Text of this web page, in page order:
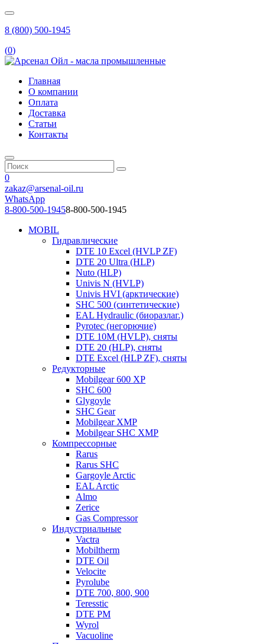
8 (800) 500-1945
(0)
Главная
О компании
Оплата
Доставка
Статьи
Контакты
0
zakaz@arsenal-oil.ru
WhatsApp
8-800-500-19458-800-500-1945
MOBIL
Гидравлические
DTE 10 Excel (HVLP ZF)
DTE 20 Ultra (HLP)
Nuto (HLP)
Univis N (HVLP)
Univis HVI (арктические)
SHC 500 (синтетические)
EAL Hydraulic (биоразлаг.)
Pyrotec (негорючие)
DTE 10M (HVLP), сняты
DTE 20 (HLP), сняты
DTE Excel (HLP ZF), сняты
Редукторные
Mobilgear 600 XP
SHC 600
Glygoyle
SHC Gear
Mobilgear XMP
Mobilgear SHC XMP
Компрессорные
Rarus
Rarus SHC
Gargoyle Arctic
EAL Arctic
Almo
Zerice
Gas Compressor
Индустриальные
Vactra
Mobiltherm
DTE Oil
Velocite
Pyrolube
DTE 700, 800, 900
Teresstic
DTE PM
Wyrol
Vacuoline